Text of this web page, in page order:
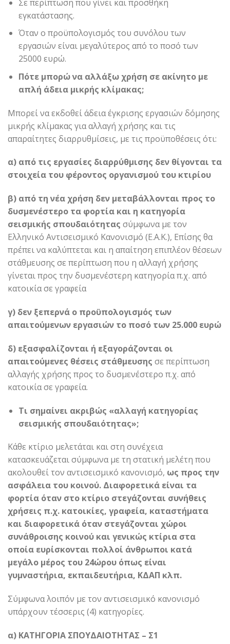
Σε περίπτωση που γίνει και προσθήκη
εγκατάστασης.
Όταν ο προϋπολογισμός του συνόλου των
εργασιών είναι μεγαλύτερος από το ποσό των
25000 ευρώ.
Πότε μπορώ να αλλάξω χρήση σε ακίνητο με
απλή άδεια μικρής κλίμακας;
Μπορεί να εκδοθεί άδεια έγκρισης εργασιών δόμησης
μικρής κλίμακας για αλλαγή χρήσης και τις
απαραίτητες διαρρυθμίσεις, με τις προϋποθέσεις ότι:
α) από τις εργασίες διαρρύθμισης δεν θίγονται τα
στοιχεία του φέροντος οργανισμού του κτιρίου
β) από τη νέα χρήση δεν μεταβάλλονται προς το
δυσμενέστερο τα φορτία και η κατηγορία
σεισμικής σπουδαιότητας σύμφωνα με τον
Ελληνικό Αντισεισμικό Κανονισμό (Ε.Α.Κ.), Επίσης θα
πρέπει να καλύπτεται και η απαίτηση επιπλέον θέσεων
στάθμευσης σε περίπτωση που η αλλαγή χρήσης
γίνεται προς την δυσμενέστερη κατηγορία π.χ. από
κατοικία σε γραφεία
γ) δεν ξεπερνά ο προϋπολογισμός των
απαιτούμενων εργασιών το ποσό των 25.000 ευρώ
δ) εξασφαλίζονται ή εξαγοράζονται οι
απαιτούμενες θέσεις στάθμευσης σε περίπτωση
αλλαγής χρήσης προς το δυσμενέστερο π.χ. από
κατοικία σε γραφεία.
Τι σημαίνει ακριβώς «αλλαγή κατηγορίας
σεισμικής σπουδαιότητας»;
Κάθε κτίριο μελετάται και στη συνέχεια
κατασκευάζεται σύμφωνα με τη στατική μελέτη που
ακολουθεί τον αντισεισμικό κανονισμό, ως προς την
ασφάλεια του κοινού. Διαφορετικά είναι τα
φορτία όταν στο κτίριο στεγάζονται συνήθεις
χρήσεις π.χ. κατοικίες, γραφεία, καταστήματα
και διαφορετικά όταν στεγάζονται χώροι
συνάθροισης κοινού και γενικώς κτίρια στα
οποία ευρίσκονται πολλοί άνθρωποι κατά
μεγάλο μέρος του 24ώρου όπως είναι
γυμναστήρια, εκπαιδευτήρια, ΚΔΑΠ κλπ.
Σύμφωνα λοιπόν με τον αντισεισμικό κανονισμό
υπάρχουν τέσσερις (4) κατηγορίες.
α) ΚΑΤΗΓΟΡΙΑ ΣΠΟΥΔΑΙΟΤΗΤΑΣ – Σ1